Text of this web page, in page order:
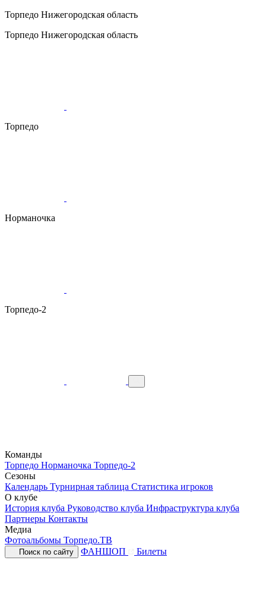
Торпедо Нижегородская область
Торпедо Нижегородская область
Торпедо
Норманочка
Торпедо-2
Команды
Торпедо Норманочка Торпедо-2
Сезоны
Календарь Турнирная таблица Статистика игроков
О клубе
История клуба Руководство клуба Инфраструктура клуба
Партнеры Контакты
Медиа
Фотоальбомы Торпедо.ТВ
Поиск по сайту ФАНШОП Билеты